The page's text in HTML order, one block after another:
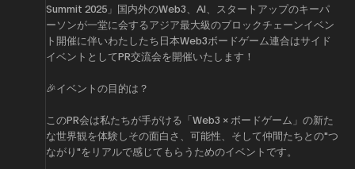
Summit 2025」国内外のWeb3、AI、スタートアップのキーパ
ーソンが一堂に会するアジア最大級のブロックチェーンイベン
ト開催に伴いわたしたち日本Web3ボードゲーム連合はサイド
イベントとしてPR交流会を開催いたします！
🎉イベントの目的は？
このPR会は私たちが手がける「Web3 × ボードゲーム」の新た
な世界観を体験しその面白さ、可能性、そして仲間たちとの"つ
ながり"をリアルで感じてもらうためのイベントです。